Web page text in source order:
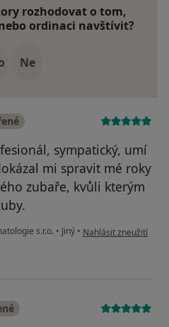
rozhodovat o tom,
ordinaci navštívit?
Ne
sympatický, umí
mi spravit mé roky
zubaře, kvůli kterým
s.r.o. • Jiný • podle názoru
Nahlásit zneužití